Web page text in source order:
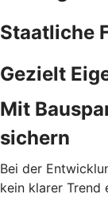
Staatliche
Gezielt
Mit
sichern
Bei der
kein klarer Trend